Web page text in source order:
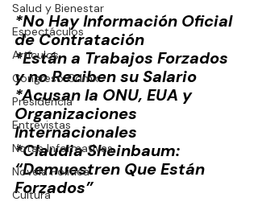
Salud y Bienestar
Espectáculos
Artículos
Congreso Cdmx
Presidencia
Entrevistas
Notas Informativas
Novela Política
Cultura
*No Hay Información Oficial
de Contratación
*Están a Trabajos Forzados
y no Reciben su Salario
*Acusan la ONU, EUA y
Organizaciones
Internacionales
*Claudia Sheinbaum:
“Demuestren Que Están
Forzados”